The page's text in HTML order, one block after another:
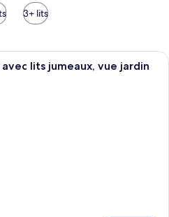
3+ lits
Une chambre d’hôtel avec un lit,
lits jumeaux, vue jardin